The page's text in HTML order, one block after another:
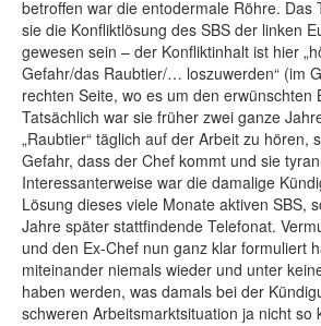
betroffen war die entodermale Röhre. Das
sie die Konfliktlösung des SBS der linken
gewesen sein – der Konfliktinhalt ist hier
Gefahr/das Raubtier/… loszuwerden“ (im
rechten Seite, wo es um den erwünschten
Tatsächlich war sie früher zwei ganze
„Raubtier“ täglich auf der Arbeit zu hören,
Gefahr, dass der Chef kommt und sie
Interessanterweise war die damalige
Lösung dieses viele Monate aktiven SBS,
Jahre später stattfindende Telefonat.
und den Ex-Chef nun ganz klar formuliert
miteinander niemals wieder und unter
haben werden, was damals bei der
schweren Arbeitsmarktsituation ja nicht so